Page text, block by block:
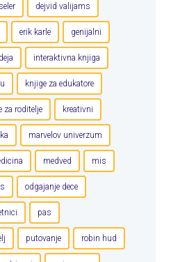
dejvid valijams
erik karle genijalni
interaktivna knjiga
knjige za edukatore
za roditelje kreativni
marvelov univerzum
medved mis
odgajanje dece
pas
putovanje robin hud